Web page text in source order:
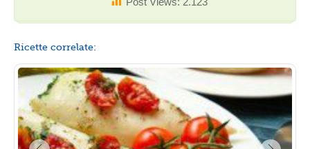
Ricette correlate: